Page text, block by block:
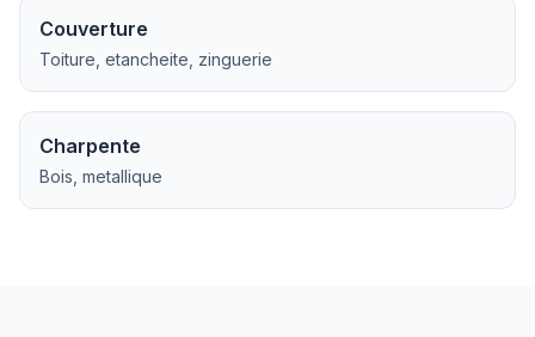
Couverture
Toiture, etancheite, zinguerie
Charpente
Bois, metallique